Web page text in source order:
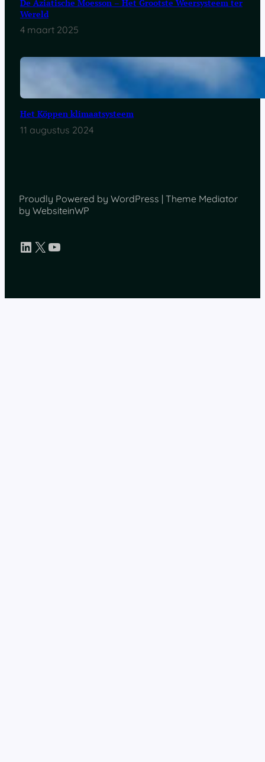
De Aziatische Moesson – Het Grootste Weersysteem ter
Wereld
4 maart 2025
Het Köppen klimaatsysteem
11 augustus 2024
Proudly Powered by WordPress | Theme Mediator
by WebsiteinWP
LinkedIn
X YouTube